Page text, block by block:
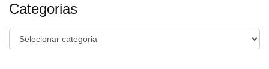
Categorias
Categorias